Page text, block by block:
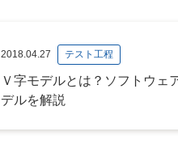
2018.04.27 テスト工程
Ｖ字モデルとは？ソフトウェ
デルを解説